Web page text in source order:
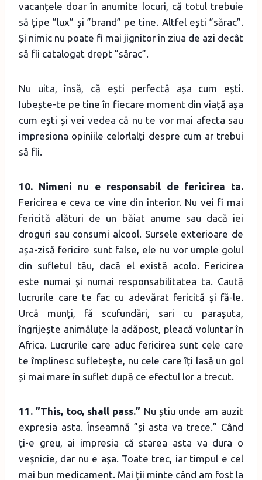
vacanțele doar în anumite locuri, că totul trebuie
să țipe ”lux” și ”brand” pe tine. Altfel ești ”sărac”.
Și nimic nu poate fi mai jignitor în ziua de azi decât
să fii catalogat drept ”sărac”.
Nu uita, însă, că ești perfectă așa cum ești.
Iubește-te pe tine în fiecare moment din viață așa
cum ești și vei vedea că nu te vor mai afecta sau
impresiona opiniile celorlalți despre cum ar trebui
să fii.
10. Nimeni nu e responsabil de fericirea ta.
Fericirea e ceva ce vine din interior. Nu vei fi mai
fericită alături de un băiat anume sau dacă iei
droguri sau consumi alcool. Sursele exterioare de
așa-zisă fericire sunt false, ele nu vor umple golul
din sufletul tău, dacă el există acolo. Fericirea
este numai și numai responsabilitatea ta. Caută
lucrurile care te fac cu adevărat fericită și fă-le.
Urcă munți, fă scufundări, sari cu parașuta,
îngrijește animăluțe la adăpost, pleacă voluntar în
Africa. Lucrurile care aduc fericirea sunt cele care
te împlinesc sufletește, nu cele care îți lasă un gol
și mai mare în suflet după ce efectul lor a trecut.
11. ”This, too, shall pass.” Nu știu unde am auzit
expresia asta. Înseamnă ”și asta va trece.” Când
ți-e greu, ai impresia că starea asta va dura o
veșnicie, dar nu e așa. Toate trec, iar timpul e cel
mai bun medicament. Mai ții minte când am fost la